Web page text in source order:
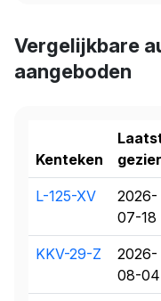
Vergelijkbare
aangeboden
Kenteken
L-125-XV
2026-
07-18
KKV-29-Z
2026-
08-04